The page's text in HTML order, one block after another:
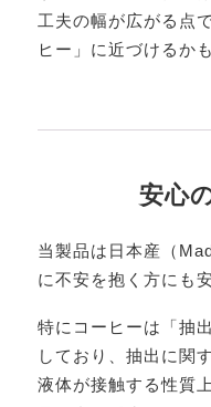
工夫の幅が広がる点
ヒー」に近づけるか
安心
当製品は日本産（
に不安を抱く方にも
特にコーヒーは「抽
しており、抽出に関
液体が接触する性質